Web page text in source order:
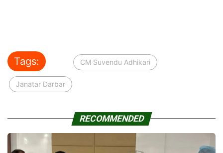
Tags: CM Suvendu Adhikari
Janatar Darbar
RECOMMENDED